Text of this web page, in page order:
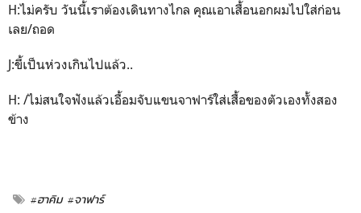
H:ไม่ครับ วันนี้เราต้องเดินทางไกล คุณเอาเสื้อนอกผมไปใส่ก่อน
เลย/ถอด
J:ขี้เป็นห่วงเกินไปแล้ว..
H: /ไม่สนใจฟังแล้วเอื้อมจับแขนจาฟาร์ใส่เสื้อของตัวเองทั้งสอง
ข้าง
#ฮาคิม #จาฟาร์